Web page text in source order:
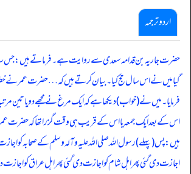
اردو ترجمہ
حضرت جاریہ بن قدامہ سعدی سے روایت ہے۔ فرماتے ہیں: جس
گیا میں نے اس سال حج کیا۔ بیان کرتے ہیں کہ … حضرت عمر نے
فرمایا۔ میں نے (خواب) دیکھا ہے کہ ایک مرغ نے مجھے دو یا تین
اس کے بعد ایک جمعہ یا اس کے قریب ہی وقت گزرا تھا کہ حضرت عمر
ہیں: پس (پہلے) رسول اللہ صلی اللہ علیہ وآلہ وسلم کے صحابہ کو
اجازت دی گئی پھر اہل شام کو اجازت دی گئی پھر اہل عراق کو